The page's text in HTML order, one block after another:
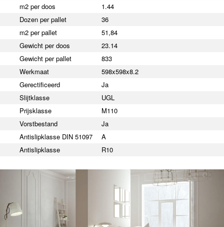
m2 per doos
1.44
Dozen per pallet
36
m2 per pallet
51,84
Gewicht per doos
23.14
Gewicht per pallet
833
Werkmaat
598x598x8.2
Gerectificeerd
Ja
Slijtklasse
UGL
Prijsklasse
M110
Vorstbestand
Ja
Antislipklasse DIN 51097
A
Antislipklasse
R10